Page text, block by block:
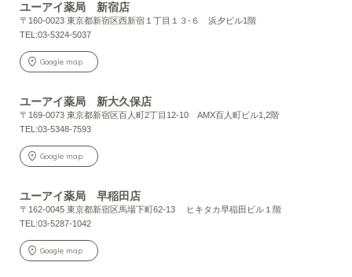
ユーアイ薬局 新宿店
〒160-0023 東京都新宿区西新宿１丁目１３-６ 浜夕ビル1階
TEL:03-5324-5037
Google map
ユーアイ薬局 新大久保店
〒169-0073 東京都新宿区百人町2丁目12-10 AMX百人町ビル1,2階
TEL:03-5348-7593
Google map
ユーアイ薬局 早稲田店
〒162-0045 東京都新宿区馬場下町62-13 ヒキタカ早稲田ビル１階
TEL:03-5287-1042
Google map